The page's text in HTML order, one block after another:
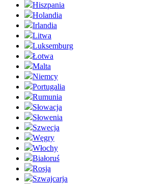
Hiszpania
Holandia
Irlandia
Litwa
Luksemburg
Łotwa
Malta
Niemcy
Portugalia
Rumunia
Słowacja
Słowenia
Szwecja
Węgry
Włochy
Białoruś
Rosja
Szwajcarja